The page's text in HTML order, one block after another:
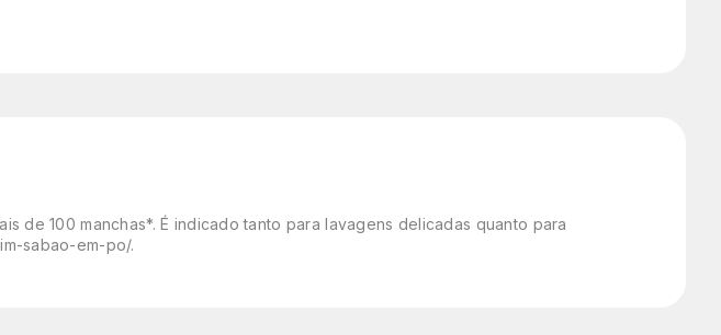
de 100 manchas*. É indicado tanto para lavagens delicadas quanto para
sabao-em-po/.